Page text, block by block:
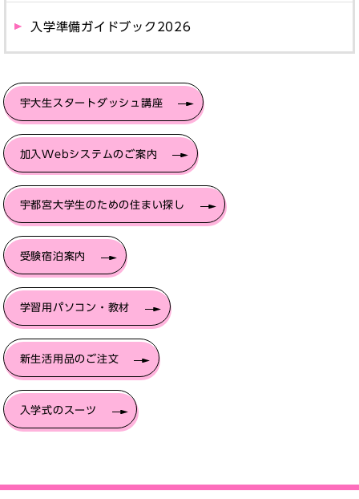
入学準備ガイドブック2026
宇大生スタートダッシュ講座
加入Webシステムのご案内
宇都宮大学生のための住まい探し
受験宿泊案内
学習用パソコン・教材
新生活用品のご注文
入学式のスーツ